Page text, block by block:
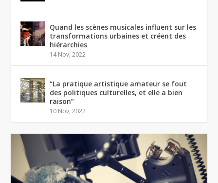
Quand les scènes musicales influent sur les
transformations urbaines et créent des
hiérarchies
14 Nov, 2022
“La pratique artistique amateur se fout
des politiques culturelles, et elle a bien
raison”
10 Nov, 2022